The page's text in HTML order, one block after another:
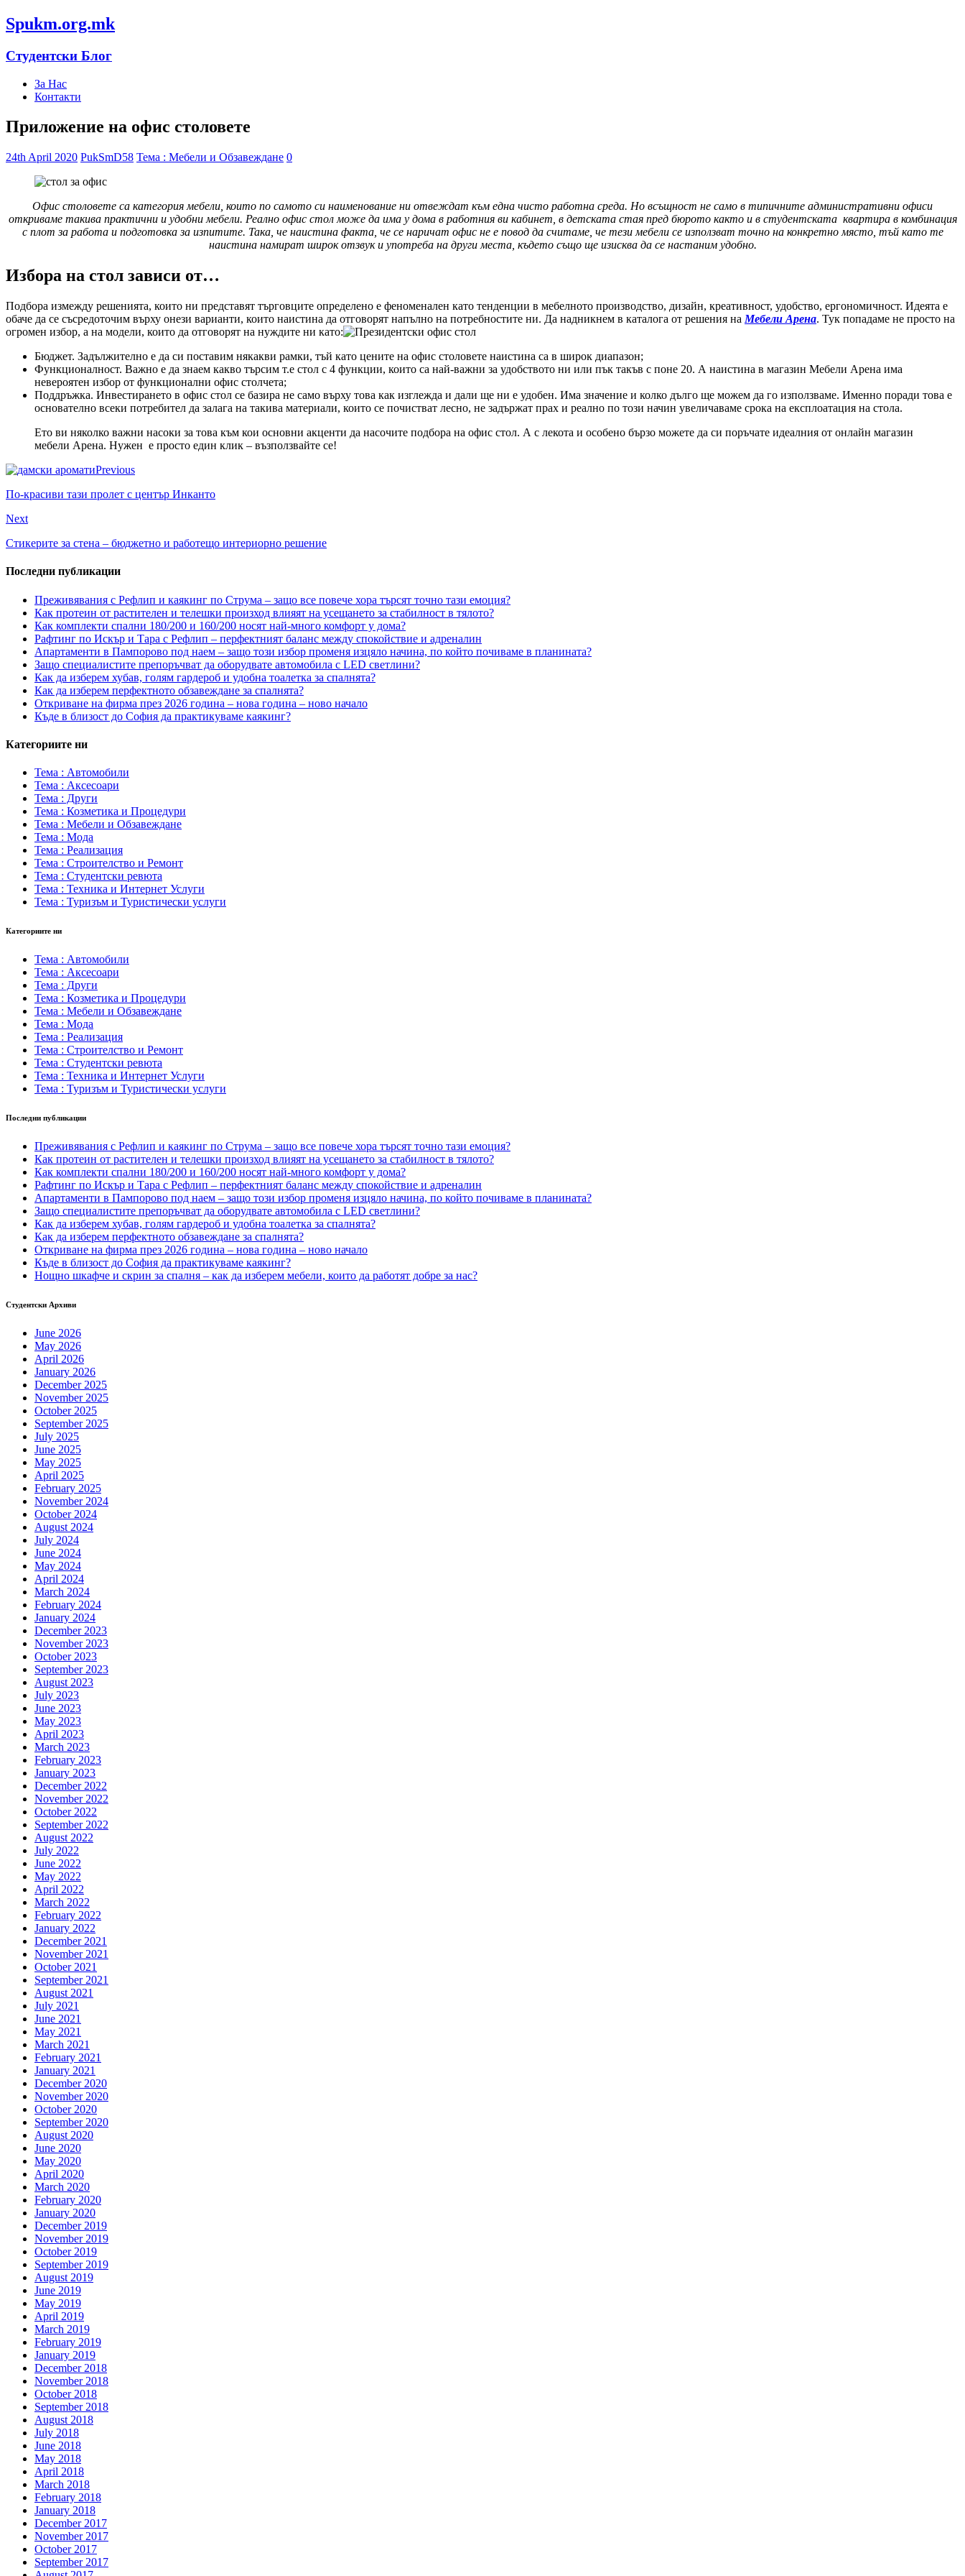
Spukm.org.mk
Студентски Блог
За Нас
Контакти
Приложение на офис столовете
24th April 2020 PukSmD58 Тема : Мебели и Обзавеждане 0
Офис столовете са категория мебели, които по самото си наименование ни отвеждат към една чисто работна среда. Но всъщност не само в типичните административни офиси
откриваме такива практични и удобни мебели. Реално офис стол може да има у дома в работния ви кабинет, в детската стая пред бюрото както и в студентската квартира в комбинация
с плот за работа и подготовка за изпитите. Така, че наистина факта, че се наричат офис не е повод да считаме, че тези мебели се използват точно на конкретно място, тъй като те
наистина намират широк отзвук и употреба на други места, където също ще изисква да се настаним удобно.
Избора на стол зависи от…
Подбора измежду решенията, които ни представят търговците определено е феноменален като тенденции в мебелното производство, дизайн, креативност, удобство, ергономичност. Идеята е
обаче да се съсредоточим върху онези варианти, които наистина да отговорят напълно на потребностите ни. Да надникнем в каталога от решения на Мебели Арена. Тук попадаме не просто на
огромен избор, а на модели, които да отговорят на нуждите ни като:
Бюджет. Задължително е да си поставим някакви рамки, тъй като цените на офис столовете наистина са в широк диапазон;
Функционалност. Важно е да знаем какво търсим т.е стол с 4 функции, които са най-важни за удобството ни или пък такъв с поне 20. А наистина в магазин Мебели Арена има
невероятен избор от функционални офис столчета;
Поддръжка. Инвестирането в офис стол се базира не само върху това как изглежда и дали ще ни е удобен. Има значение и колко дълго ще можем да го използваме. Именно поради това е
основателно всеки потребител да залага на такива материали, които се почистват лесно, не задържат прах и реално по този начин увеличаваме срока на експлоатация на стола.
Ето ви няколко важни насоки за това към кои основни акценти да насочите подбора на офис стол. А с лекота и особено бързо можете да си поръчате идеалния от онлайн магазин
мебели Арена. Нужен е просто един клик – възползвайте се!
Previous
По-красиви тази пролет с център Инканто
Next
Стикерите за стена – бюджетно и работещо интериорно решение
Последни публикации
Преживявания с Рефлип и каякинг по Струма – защо все повече хора търсят точно тази емоция?
Как протеин от растителен и телешки произход влияят на усещането за стабилност в тялото?
Как комплекти спални 180/200 и 160/200 носят най-много комфорт у дома?
Рафтинг по Искър и Тара с Рефлип – перфектният баланс между спокойствие и адреналин
Апартаменти в Пампорово под наем – защо този избор променя изцяло начина, по който почиваме в планината?
Защо специалистите препоръчват да оборудвате автомобила с LED светлини?
Как да изберем хубав, голям гардероб и удобна тоалетка за спалнята?
Как да изберем перфектното обзавеждане за спалнята?
Откриване на фирма през 2026 година – нова година – ново начало
Къде в близост до София да практикуваме каякинг?
Категориите ни
Тема : Автомобили
Тема : Аксесоари
Тема : Други
Тема : Козметика и Процедури
Тема : Мебели и Обзавеждане
Тема : Мода
Тема : Реализация
Тема : Строителство и Ремонт
Тема : Студентски ревюта
Тема : Техника и Интернет Услуги
Тема : Туризъм и Туристически услуги
Категориите ни
Тема : Автомобили
Тема : Аксесоари
Тема : Други
Тема : Козметика и Процедури
Тема : Мебели и Обзавеждане
Тема : Мода
Тема : Реализация
Тема : Строителство и Ремонт
Тема : Студентски ревюта
Тема : Техника и Интернет Услуги
Тема : Туризъм и Туристически услуги
Последни публикации
Преживявания с Рефлип и каякинг по Струма – защо все повече хора търсят точно тази емоция?
Как протеин от растителен и телешки произход влияят на усещането за стабилност в тялото?
Как комплекти спални 180/200 и 160/200 носят най-много комфорт у дома?
Рафтинг по Искър и Тара с Рефлип – перфектният баланс между спокойствие и адреналин
Апартаменти в Пампорово под наем – защо този избор променя изцяло начина, по който почиваме в планината?
Защо специалистите препоръчват да оборудвате автомобила с LED светлини?
Как да изберем хубав, голям гардероб и удобна тоалетка за спалнята?
Как да изберем перфектното обзавеждане за спалнята?
Откриване на фирма през 2026 година – нова година – ново начало
Къде в близост до София да практикуваме каякинг?
Нощно шкафче и скрин за спалня – как да изберем мебели, които да работят добре за нас?
Студентски Архиви
June 2026
May 2026
April 2026
January 2026
December 2025
November 2025
October 2025
September 2025
July 2025
June 2025
May 2025
April 2025
February 2025
November 2024
October 2024
August 2024
July 2024
June 2024
May 2024
April 2024
March 2024
February 2024
January 2024
December 2023
November 2023
October 2023
September 2023
August 2023
July 2023
June 2023
May 2023
April 2023
March 2023
February 2023
January 2023
December 2022
November 2022
October 2022
September 2022
August 2022
July 2022
June 2022
May 2022
April 2022
March 2022
February 2022
January 2022
December 2021
November 2021
October 2021
September 2021
August 2021
July 2021
June 2021
May 2021
March 2021
February 2021
January 2021
December 2020
November 2020
October 2020
September 2020
August 2020
June 2020
May 2020
April 2020
March 2020
February 2020
January 2020
December 2019
November 2019
October 2019
September 2019
August 2019
June 2019
May 2019
April 2019
March 2019
February 2019
January 2019
December 2018
November 2018
October 2018
September 2018
August 2018
July 2018
June 2018
May 2018
April 2018
March 2018
February 2018
January 2018
December 2017
November 2017
October 2017
September 2017